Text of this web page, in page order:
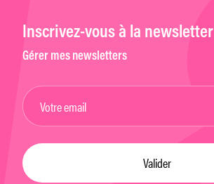
Inscrivez-vous à la newsletter
Gérer mes newsletters